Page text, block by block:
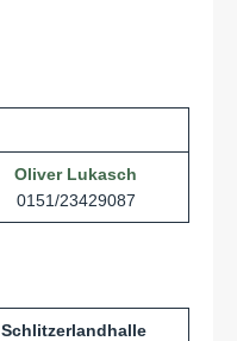
Oliver Lukasch
0151/23429087
Schlitzerlandhalle